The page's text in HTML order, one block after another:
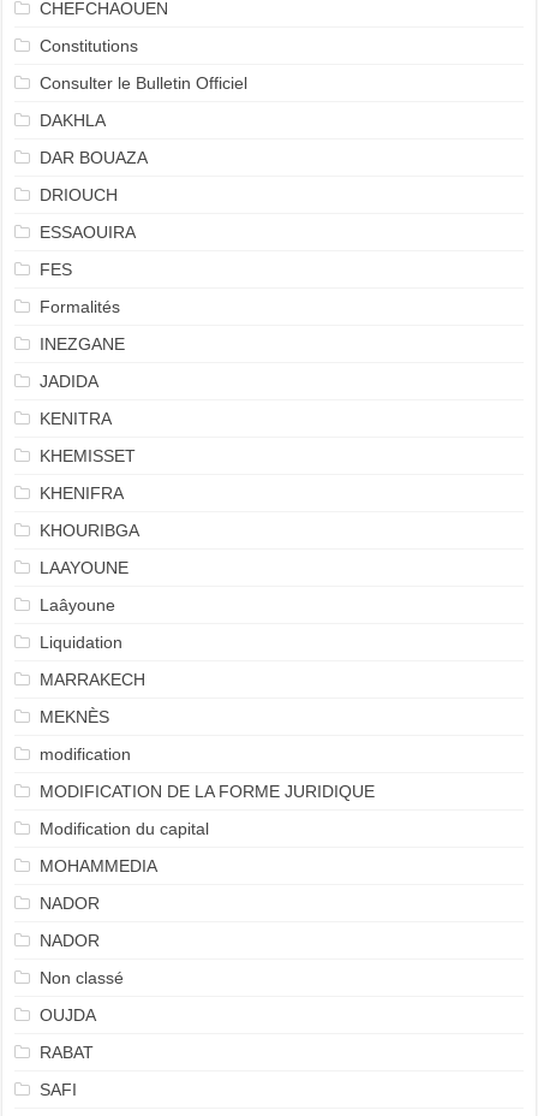
CHEFCHAOUEN
Constitutions
Consulter le Bulletin Officiel
DAKHLA
DAR BOUAZA
DRIOUCH
ESSAOUIRA
FES
Formalités
INEZGANE
JADIDA
KENITRA
KHEMISSET
KHENIFRA
KHOURIBGA
LAAYOUNE
Laâyoune
Liquidation
MARRAKECH
MEKNÈS
modification
MODIFICATION DE LA FORME JURIDIQUE
Modification du capital
MOHAMMEDIA
NADOR
NADOR
Non classé
OUJDA
RABAT
SAFI